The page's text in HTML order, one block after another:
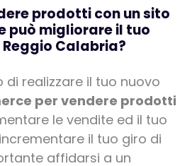
prodotti con un sito
può migliorare il tuo
Calabria?
di realizzare il tuo nuovo
per vendere prodotti
le vendite ed il tuo
il tuo giro di
affidarsi a un